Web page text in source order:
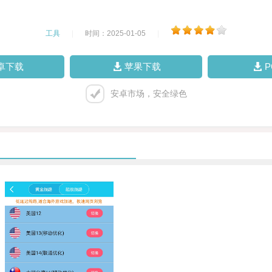
工具 时间：2025-01-05
下载 苹果下载
安卓市场，安全绿色